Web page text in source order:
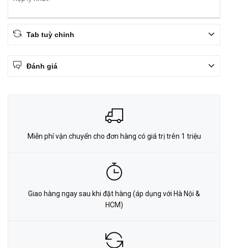
Tab tuỳ chỉnh
Đánh giá
Miễn phí vận chuyển cho đơn hàng có giá trị trên 1 triệu
Giao hàng ngay sau khi đặt hàng (áp dụng với Hà Nội &
HCM)